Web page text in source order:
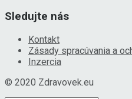
Sledujte nás
Kontakt
Zásady spracúvania a
Inzercia
© 2020 Zdravovek.eu